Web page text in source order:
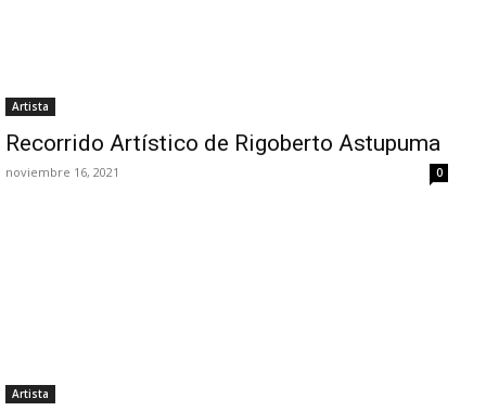
Artista
Recorrido Artístico de Rigoberto Astupuma
noviembre 16, 2021 0
Artista